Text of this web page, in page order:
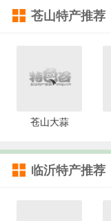
苍山特产推荐
苍山大蒜
临沂特产推荐